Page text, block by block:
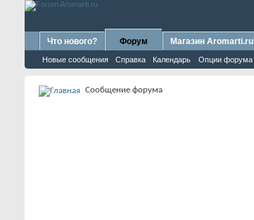
Что нового? Форум
Новые сообщения Справка Календарь Опции форума
Магазин Aromarti.ru
Сообщение форума